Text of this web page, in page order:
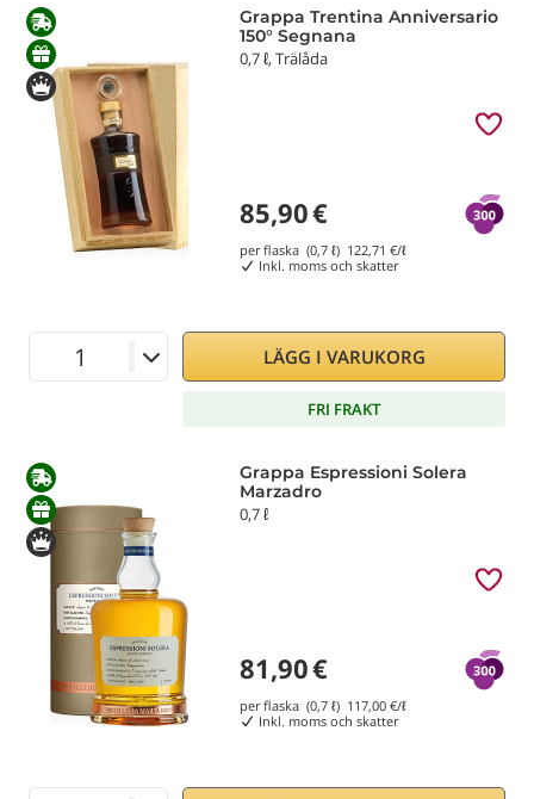
Grappa Trentina Anniversario
150° Segnana
0,7 ℓ, Trälåda
85,90€
per flaska (0,7 ℓ) 122,71 €/ℓ
Inkl. moms och skatter
LÄGG I VARUKORG
FRI FRAKT
Grappa Espressioni Solera
Marzadro
0,7 ℓ
81,90€
per flaska (0,7 ℓ) 117,00€/ℓ
Inkl. moms och skatter